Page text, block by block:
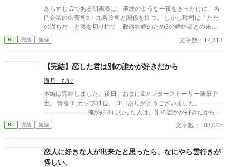
あらすじ Ωである朝霧湊は、事故のような一夜をきっかけに、名
門企業の御曹司α・九条玲司と関係を持つ。 しかし玲司は「ただ
の過ちだ」と湊を切り捨て、政略結婚のためβの婚約者との未来
を選んだ。 深く傷ついた湊は、彼の前から姿を消す。 数か月後―
―。 湊の身体は、これまで誰も知らなかった希少な『遅咲きΩ』
たと知る。 「戻ってきてくれ」 今さら必死に追いかけてくる玲
司。 だが湊の隣には、自分を支え続けてくれた医師のα・神崎伊
織がいた。 「あなたは俺を捨てたでしょう」 後悔に苦しむα、執
着する第二のα、そして希少Ωを巡る陰謀。 もう二度と傷つきた
くないΩが最後に選ぶ相手とは――。 捨てた側の後悔と執着が加
速する、すれ違いオメガバースBL。
BL 完結 短編 文字数：12,313
【完結】恋した君は別の誰かが好きだから
海月 ぴけ
本編は完結しました。後日、おまけ&アフターストーリー随筆予
定。 青春BLカップ31位。 BETありがとうございました。 ┈┈┈
┈┈┈┈┈┈┈ 俺が好きになった人は、別の誰かが好きだからー
ー。 ┈┈┈┈┈┈┈┈┈┈ 二つの視点から見た、片思い恋愛模
様。 じれきゅん ギャップ攻め
BL 完結 短編 文字数：103,045
恋人に好きな人が出来たと思ったら、なにやら雲行きが
怪しい。